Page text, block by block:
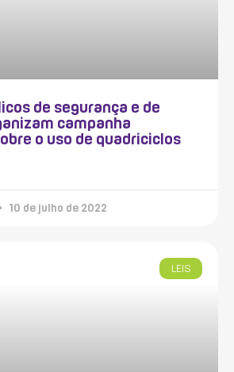
de segurança e de
campanha
o uso de quadriciclos
10 de julho de 2022
LEIS